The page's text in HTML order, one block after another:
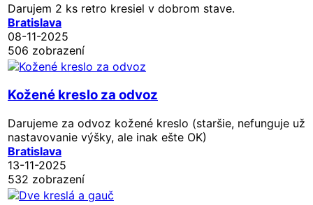
Darujem 2 ks retro kresiel v dobrom stave.
Bratislava
08-11-2025
506 zobrazení
Kožené kreslo za odvoz
Darujeme za odvoz kožené kreslo (staršie, nefunguje už
nastavovanie výšky, ale inak ešte OK)
Bratislava
13-11-2025
532 zobrazení